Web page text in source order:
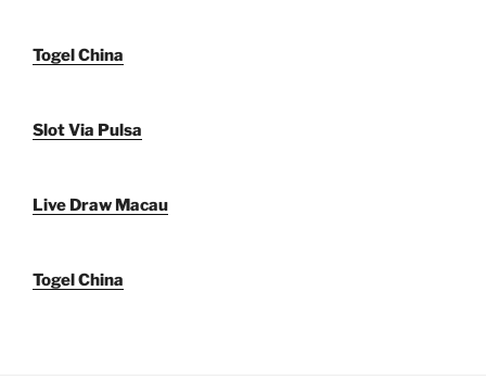
Togel China
Slot Via Pulsa
Live Draw Macau
Togel China